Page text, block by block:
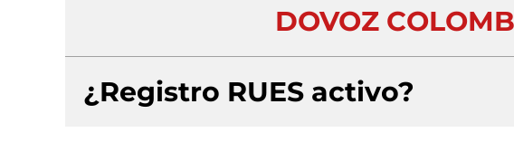
DOVOZ
¿Registro RUES activo?